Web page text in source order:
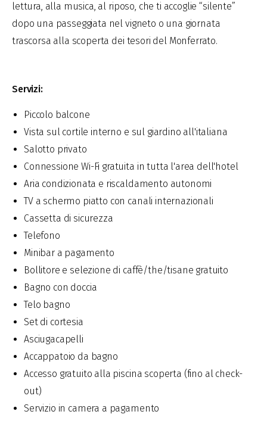
lettura, alla musica, al riposo, che ti accoglie “silente”
dopo una passeggiata nel vigneto o una giornata
trascorsa alla scoperta dei tesori del Monferrato.
Servizi:
Piccolo balcone
Vista sul cortile interno e sul giardino all'italiana
Salotto privato
Connessione Wi-Fi gratuita in tutta l'area dell'hotel
Aria condizionata e riscaldamento autonomi
TV a schermo piatto con canali internazionali
Cassetta di sicurezza
Telefono
Minibar a pagamento
Bollitore e selezione di caffè/the/tisane gratuito
Bagno con doccia
Telo bagno
Set di cortesia
Asciugacapelli
Accappatoio da bagno
Accesso gratuito alla piscina scoperta (fino al check-
out)
Servizio in camera a pagamento